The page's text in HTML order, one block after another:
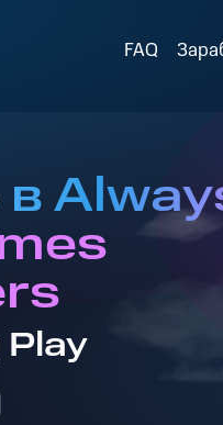
FAQ